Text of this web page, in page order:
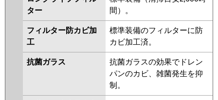
ター
間）。
フィルター防カビ加
工
標準装備のフィルターに防
カビ加工済。
抗菌ガラス
抗菌ガラスの効果でドレン
パンのカビ、雑菌発生を抑
制。